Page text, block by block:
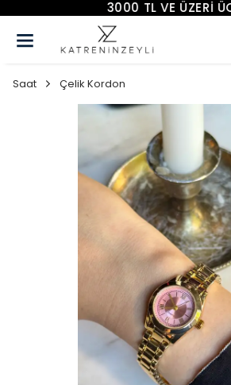
3000 TL VE ÜZERİ
Saat Çelik Kordon